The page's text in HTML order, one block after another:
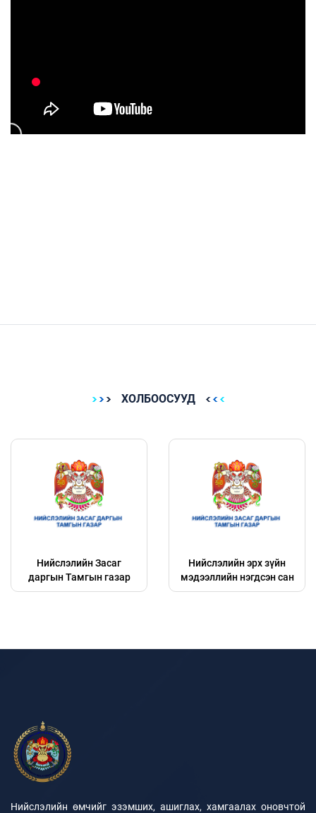
ХОЛБООСУУД
Нийслэлийн Засаг
даргын Тамгын газар
Нийслэлийн эрх зүйн
мэдээллийн нэгдсэн сан
Нийслэлийн өмчийг эзэмших, ашиглах, хамгаалах оновчтой